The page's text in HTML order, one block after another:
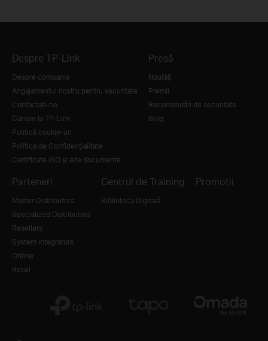
Despre TP-Link
Despre companie
Angajamentul nostru pentru securitate
Contactați-ne
Cariere la TP-Link
Politică cookie-uri
Politica de Confidențialitate
Certificate ISO și alte documente
Presă
Noutăţi
Premii
Recomandări de securitate
Blog
Parteneri
Master Distributors
Specialized Distributors
Resellers
System Integrators
Online
Retail
Centrul de Training
Biblioteca Digitală
Promoții